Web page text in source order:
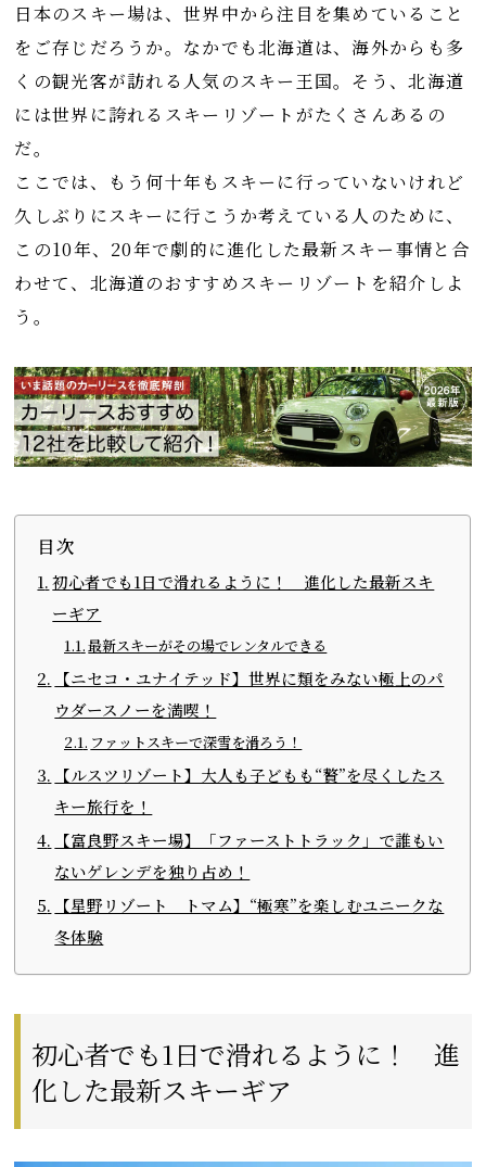
日本のスキー場は、世界中から注目を集めていること
をご存じだろうか。なかでも北海道は、海外からも多
くの観光客が訪れる人気のスキー王国。そう、北海道
には世界に誇れるスキーリゾートがたくさんあるの
だ。
ここでは、もう何十年もスキーに行っていないけれど
久しぶりにスキーに行こうか考えている人のために、
この10年、20年で劇的に進化した最新スキー事情と合
わせて、北海道のおすすめスキーリゾートを紹介しよ
う。
目次
初心者でも1日で滑れるように！ 進化した最新スキ
ーギア
最新スキーがその場でレンタルできる
【ニセコ・ユナイテッド】世界に類をみない極上のパ
ウダースノーを満喫！
ファットスキーで深雪を滑ろう！
【ルスツリゾート】大人も子どもも“贅”を尽くしたス
キー旅行を！
【富良野スキー場】「ファーストトラック」で誰もい
ないゲレンデを独り占め！
【星野リゾート トマム】“極寒”を楽しむユニークな
冬体験
初心者でも1日で滑れるように！ 進
化した最新スキーギア